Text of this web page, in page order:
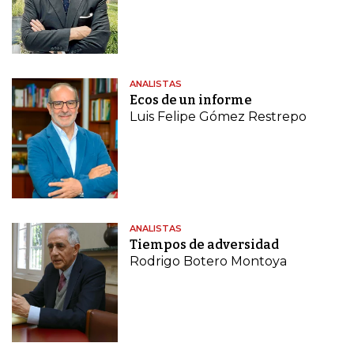
ANALISTAS
Ecos de un informe
Luis Felipe Gómez Restrepo
ANALISTAS
Tiempos de adversidad
Rodrigo Botero Montoya